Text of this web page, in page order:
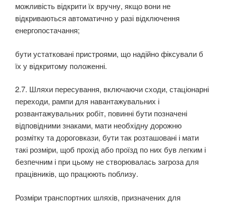
можливість відкрити їх вручну, якщо вони не
відкриваються автоматично у разі від­ключення
енергопостачання;
бути устатковані пристроями, що надійно фіксували б
їх у відкритому положенні.
2.7. Шляхи пересування, включаючи сходи, стаціонарні
переходи, рампи для навантажуваль­них і
розвантажувальних робіт, повинні бути позначені
відповідними знаками, мати необхідну дорожню
розмітку та дороговкази, бути так розташовані і мати
такі розміри, щоб прохід або про­їзд по них був легким і
безпечним і при цьому не створювалась загроза для
працівників, що працюють поблизу.
Розміри транспортних шляхів, призначених для